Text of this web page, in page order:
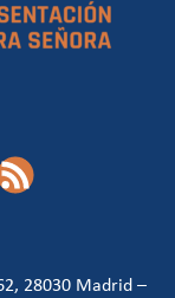
28030 Madrid –